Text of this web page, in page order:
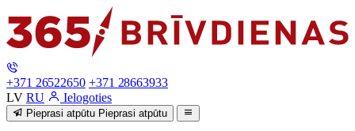
+371 26522650 +371 28663933
LV RU Ielogoties
Pieprasi atpūtu Pieprasi atpūtu